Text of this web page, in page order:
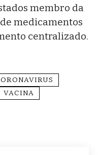
membro da
medicamentos
centralizado.
VACINA